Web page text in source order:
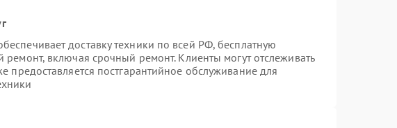
доставку техники по всей РФ, бесплатную
ремонт, включая срочный ремонт. Клиенты могут отслеживать
предоставляется постгарантийное обслуживание для